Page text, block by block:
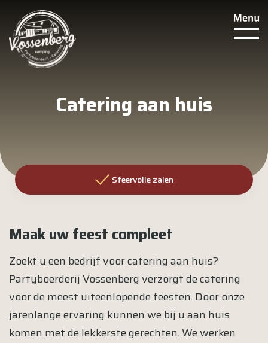
Catering aan huis
Sfeervolle zalen
Maak uw feest compleet
Zoekt u een bedrijf voor catering aan huis?
Partyboerderij Vossenberg verzorgt de catering
voor de meest uiteenlopende feesten. Door onze
jarenlange ervaring kunnen we bij u aan huis
komen met de lekkerste gerechten. We werken